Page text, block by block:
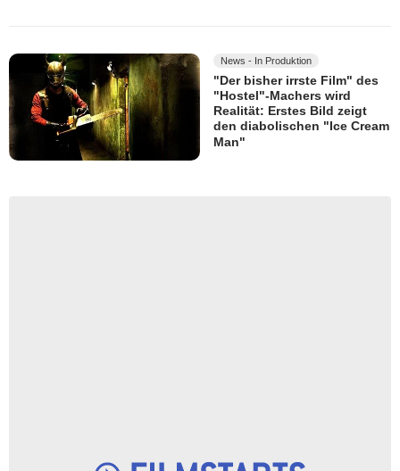
News - In Produktion
"Der bisher irrste Film" des
"Hostel"-Machers wird
Realität: Erstes Bild zeigt
den diabolischen "Ice Cream
Man"